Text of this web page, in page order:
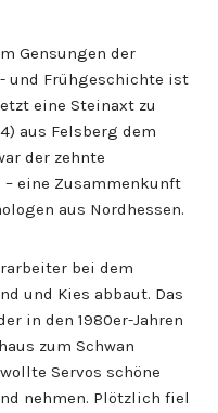
Gensungen der
und Frühgeschichte ist
eine Steinaxt zu
aus Felsberg dem
der zehnte
– eine Zusammenkunft
aus Nordhessen.
bei dem
und Kies abbaut. Das
in den 1980er-Jahren
zum Schwan
Servos schöne
nehmen. Plötzlich fiel